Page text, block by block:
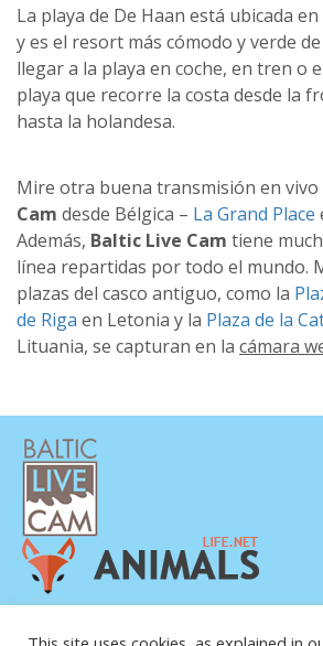
La playa de De Haan está ubicada
y es el resort más cómodo y verde
llegar a la playa en coche, en tren o
playa que recorre la costa desde la
hasta la holandesa.
Mire otra buena transmisión en vivo
Cam desde Bélgica – La Grand Place
Además, Baltic Live Cam tiene
línea repartidas por todo el mundo.
plazas del casco antiguo, como la
de Riga en Letonia y la Plaza de la
Lituania, se capturan en la cámara